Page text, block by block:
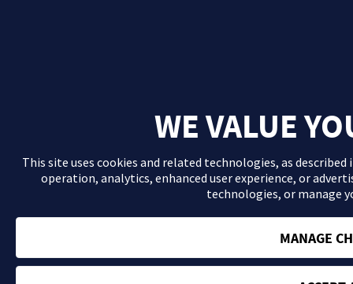
WE VALUE
This site uses cookies and related technologies, as described
operation, analytics, enhanced user experience, or
technologies, or manage
MANAGE